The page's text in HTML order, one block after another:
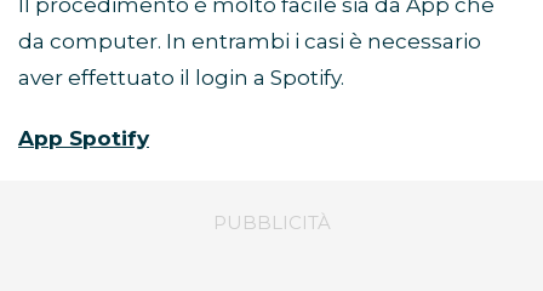
Il procedimento è molto facile sia da App che
da computer. In entrambi i casi è necessario
aver effettuato il login a Spotify.
App Spotify